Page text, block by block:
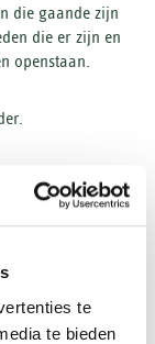
te
te bieden
die gaande zijn
die er zijn en
openstaan.